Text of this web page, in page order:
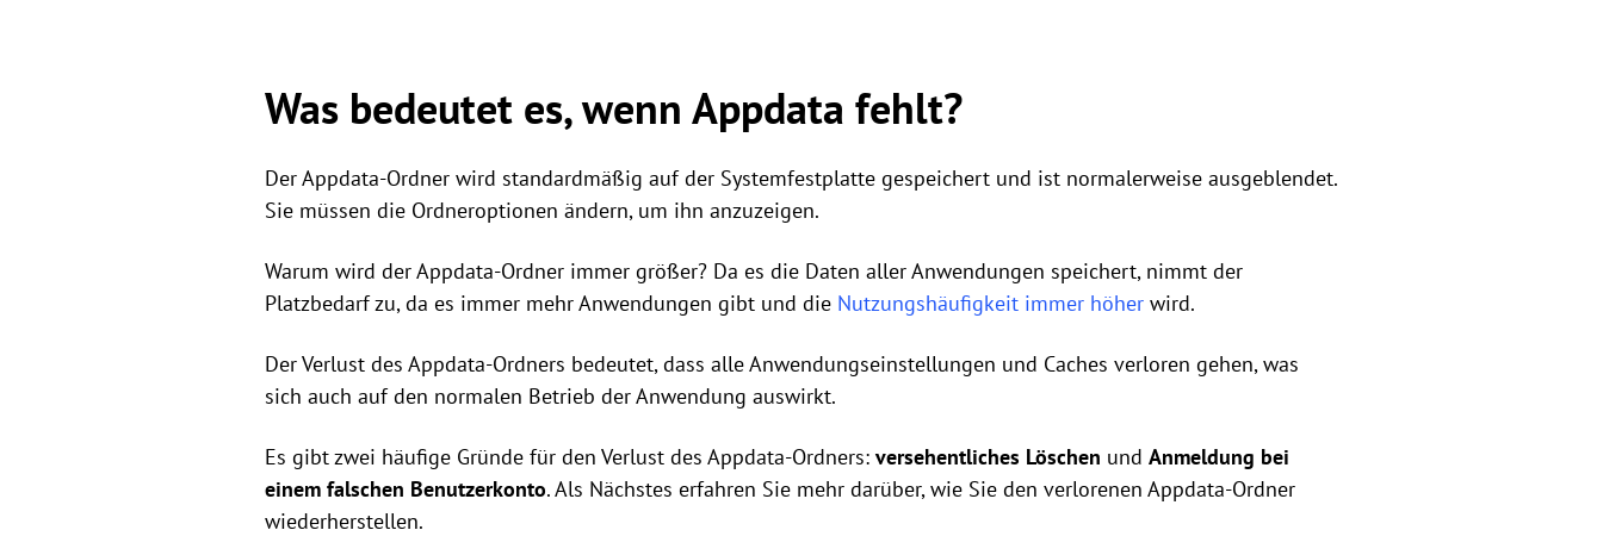
Was bedeutet es, wenn Appdata fehlt?
Der Appdata-Ordner wird standardmäßig auf der Systemfestplatte gespeichert und ist normalerweise ausgeblendet.
Sie müssen die Ordneroptionen ändern, um ihn anzuzeigen.
Warum wird der Appdata-Ordner immer größer? Da es die Daten aller Anwendungen speichert, nimmt der
Platzbedarf zu, da es immer mehr Anwendungen gibt und die Nutzungshäufigkeit immer höher wird.
Der Verlust des Appdata-Ordners bedeutet, dass alle Anwendungseinstellungen und Caches verloren gehen, was
sich auch auf den normalen Betrieb der Anwendung auswirkt.
Es gibt zwei häufige Gründe für den Verlust des Appdata-Ordners: versehentliches Löschen und Anmeldung bei
einem falschen Benutzerkonto. Als Nächstes erfahren Sie mehr darüber, wie Sie den verlorenen Appdata-Ordner
wiederherstellen.